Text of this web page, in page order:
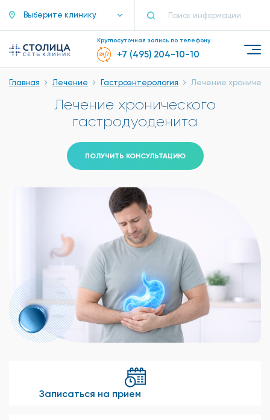
Выберите клинику
Круглосуточная запись по телефону
+7 (495) 204-10-10
Главная Лечение Гастроэнтерология Лечение
Лечение хронического
гастродуоденита
ПОЛУЧИТЬ КОНСУЛЬТАЦИЮ
Записаться на прием